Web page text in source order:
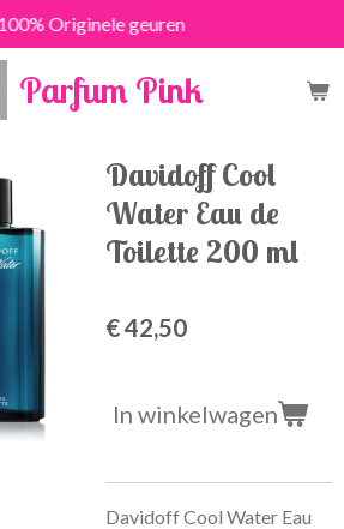
Parfum Pink
Originele geuren
Davidoff Cool
Water Eau de
Toilette 200 ml
€ 42,50
In winkelwagen
Davidoff Cool Water Eau